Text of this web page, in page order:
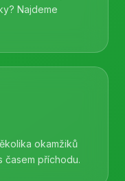
Najdeme
okamžiků
časem příchodu.